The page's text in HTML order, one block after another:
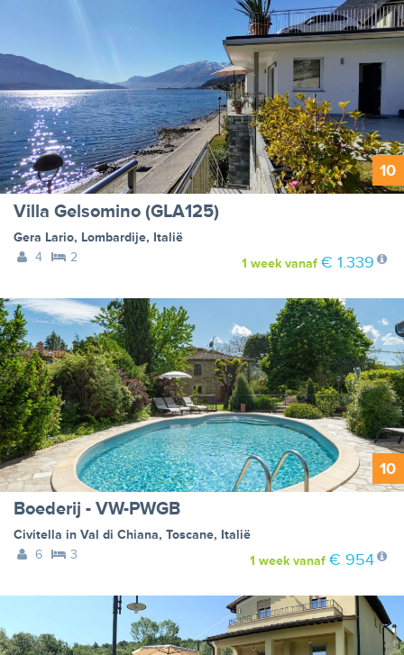
10
Villa Gelsomino (GLA125)
Gera Lario, Lombardije, Italië
4
2 1 weekvanaf € 1.339
10
Boederij - VW-PWGB
Civitella in Val di Chiana, Toscane, Italië
6
3 1 weekvanaf € 954